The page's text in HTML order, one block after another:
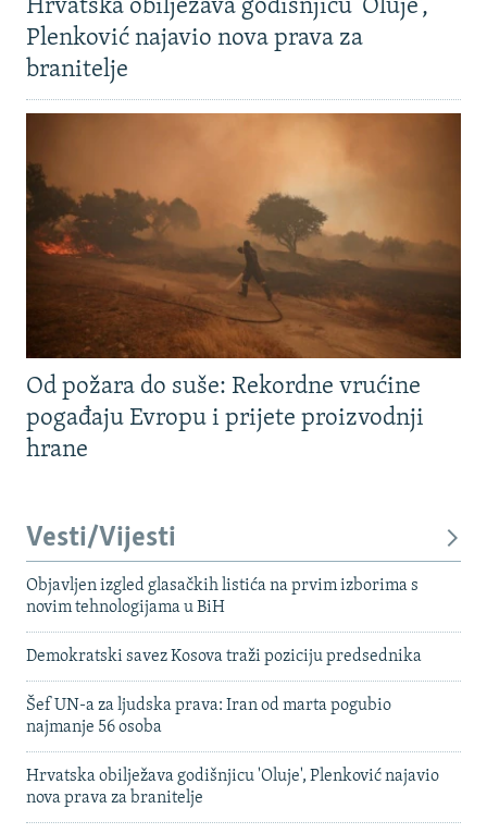
Hrvatska obilježava godišnjicu 'Oluje',
Plenković najavio nova prava za
branitelje
Od požara do suše: Rekordne vrućine
pogađaju Evropu i prijete proizvodnji
hrane
Vesti/Vijesti
Objavljen izgled glasačkih listića na prvim izborima s
novim tehnologijama u BiH
Demokratski savez Kosova traži poziciju predsednika
Šef UN-a za ljudska prava: Iran od marta pogubio
najmanje 56 osoba
Hrvatska obilježava godišnjicu 'Oluje', Plenković najavio
nova prava za branitelje